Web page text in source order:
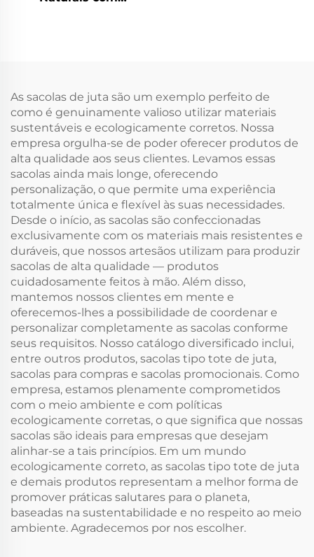
Vazada em Branco
As sacolas de juta são um exemplo perfeito de
como é genuinamente valioso utilizar materiais
sustentáveis e ecologicamente corretos. Nossa
empresa orgulha-se de poder oferecer produtos de
alta qualidade aos seus clientes. Levamos essas
sacolas ainda mais longe, oferecendo
personalização, o que permite uma experiência
totalmente única e flexível às suas necessidades.
Desde o início, as sacolas são confeccionadas
exclusivamente com os materiais mais resistentes e
duráveis, que nossos artesãos utilizam para produzir
sacolas de alta qualidade — produtos
cuidadosamente feitos à mão. Além disso,
mantemos nossos clientes em mente e
oferecemos-lhes a possibilidade de coordenar e
personalizar completamente as sacolas conforme
seus requisitos. Nosso catálogo diversificado inclui,
entre outros produtos, sacolas tipo tote de juta,
sacolas para compras e sacolas promocionais. Como
empresa, estamos plenamente comprometidos
com o meio ambiente e com políticas
ecologicamente corretas, o que significa que nossas
sacolas são ideais para empresas que desejam
alinhar-se a tais princípios. Em um mundo
ecologicamente correto, as sacolas tipo tote de juta
e demais produtos representam a melhor forma de
promover práticas salutares para o planeta,
baseadas na sustentabilidade e no respeito ao meio
ambiente. Agradecemos por nos escolher.